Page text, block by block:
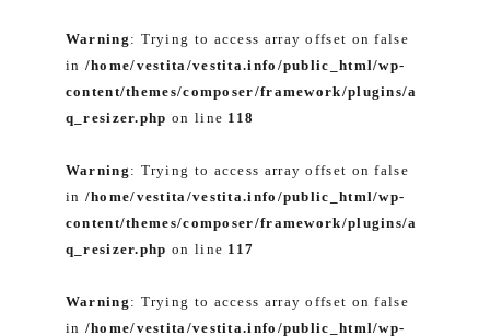
Warning : Trying to access array offset on false
in /home/vestita/vestita.info/public_html/wp-
content/themes/composer/framework/plugins/a
q_resizer.php on line 118
Warning : Trying to access array offset on false
in /home/vestita/vestita.info/public_html/wp-
content/themes/composer/framework/plugins/a
q_resizer.php on line 117
Warning : Trying to access array offset on false
in /home/vestita/vestita.info/public_html/wp-